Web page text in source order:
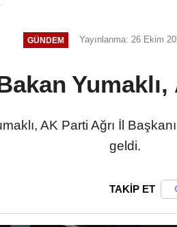
GÜNDEM Yayınlanma: 26 Ekim
Yumaklı,
AK Parti Ağrı İl
geldi.
TAKİP ET